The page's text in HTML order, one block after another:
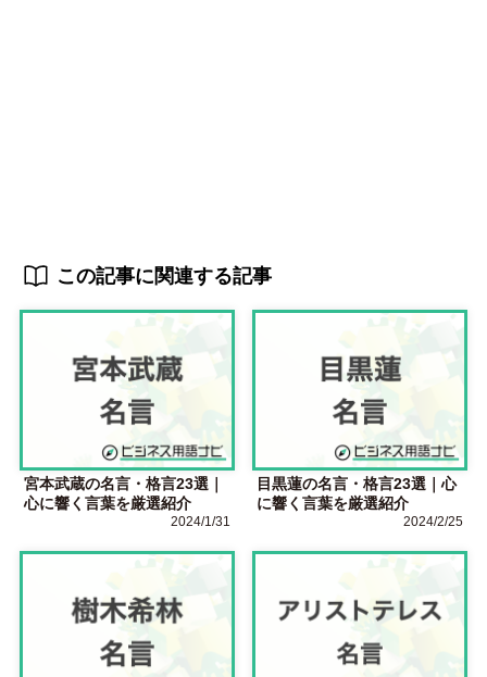
この記事に関連する記事
宮本武蔵の名言・格言23選｜
心に響く言葉を厳選紹介
2024/1/31
目黒蓮の名言・格言23選｜心
に響く言葉を厳選紹介
2024/2/25